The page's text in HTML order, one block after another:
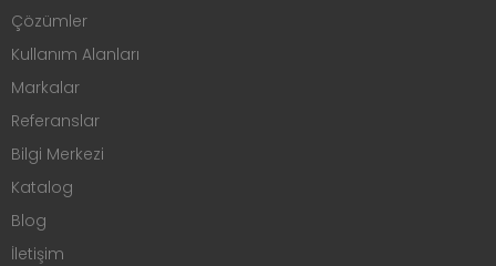
Çözümler
Kullanım Alanları
Markalar
Referanslar
Bilgi Merkezi
Katalog
Blog
İletişim